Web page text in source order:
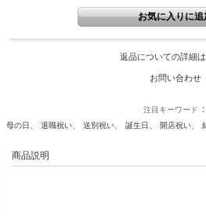
返品についての詳細
お問い合わせ
注目キーワード
母の日
退職祝い 送別祝い 誕生日 開店祝い
商品説明